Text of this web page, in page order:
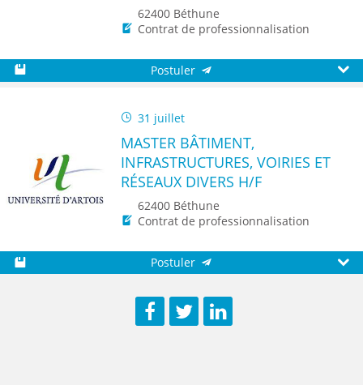
62400 Béthune
Contrat de professionnalisation
Postuler
31 juillet
MASTER BÂTIMENT,
INFRASTRUCTURES, VOIRIES ET
RÉSEAUX DIVERS H/F
62400 Béthune
Contrat de professionnalisation
Postuler